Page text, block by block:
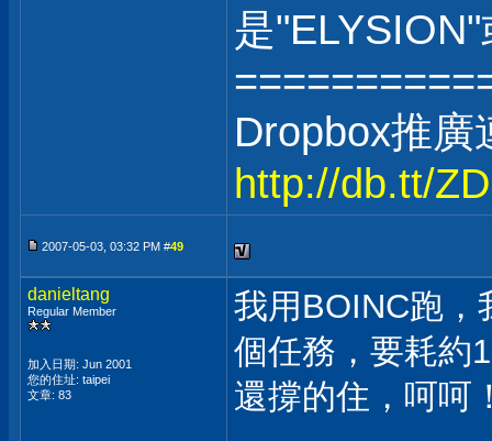
是
Dropbox推廣
http://db.tt/
2007-05-03, 03:32 PM #49
danieltang
Regular Member
加入日期: Jun 2001
您的住址: taipei
文章: 83
我用BOINC跑，
個任務，要耗約
還撐的住，呵呵